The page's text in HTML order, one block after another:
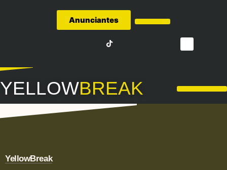
Anunciantes
YELLOWBREAK
YellowBreak